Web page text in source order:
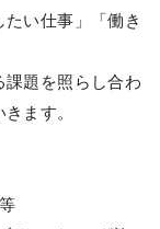
い仕事」「働き
課題を照らし合わ
ます。